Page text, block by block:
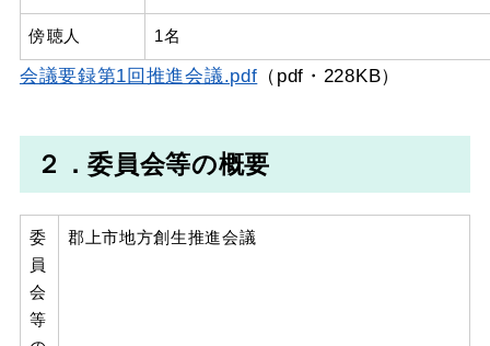
傍聴人 1名
会議要録第1回推進会議.pdf （pdf・228KB）
２．委員会等の概要
委
員
会
等
郡上市地方創生推進会議